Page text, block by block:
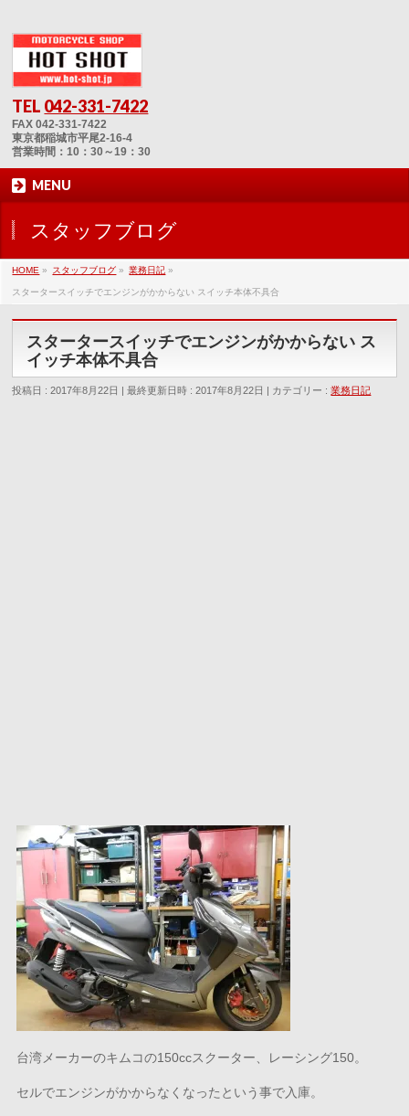
TEL 042-331-7422
FAX 042-331-7422
東京都稲城市平尾2-16-4
営業時間：10：30～19：30
MENU
スタッフブログ
HOME » スタッフブログ » 業務日記 »
スタータースイッチでエンジンがかからない スイッチ本体不具合
スタータースイッチでエンジンがかからない ス
イッチ本体不具合
投稿日 : 2017年8月22日 最終更新日時 : 2017年8月22日 カテゴリー :業務日記
台湾メーカーのキムコの150ccスクーター、レーシング150。
セルでエンジンがかからなくなったという事で入庫。